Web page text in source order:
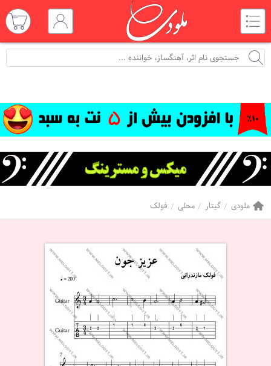
ملودی گیتار محلی فولک